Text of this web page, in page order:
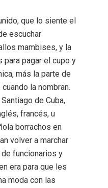
que lo siente el
escuchar
mambises, y la
pagar el cupo y
más la parte de
la nombran.
de Cuba,
francés, u
borrachos en
volver a marchar
funcionarios y
era para que les
moda con las